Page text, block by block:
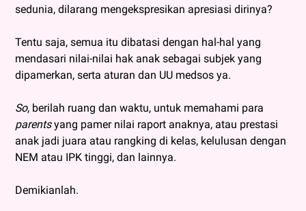
sedunia, dilarang mengekspresikan apresiasi dirinya?
Tentu saja, semua itu dibatasi dengan hal-hal yang
mendasari nilai-nilai hak anak sebagai subjek yang
dipamerkan, serta aturan dan UU medsos ya.
So, berilah ruang dan waktu, untuk memahami para
parentsyang pamer nilai raport anaknya, atau prestasi
anak jadi juara atau rangking di kelas, kelulusan dengan
NEM atau IPK tinggi, dan lainnya.
Demikianlah.